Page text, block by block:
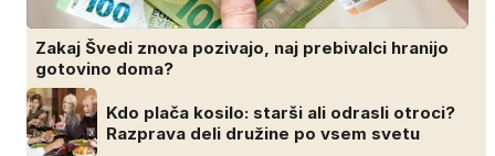
Zakaj Švedi znova pozivajo, naj prebivalci hranijo
gotovino doma?
Kdo plača kosilo: starši ali odrasli otroci?
Razprava deli družine po vsem svetu